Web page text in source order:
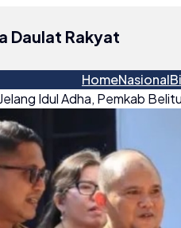
Daulat Rakyat
HomeNasional